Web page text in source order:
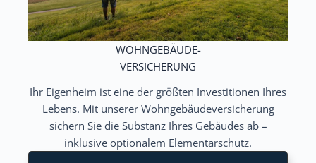
WOHNGEBÄUDE-
VERSICHERUNG
Ihr Eigenheim ist eine der größten Investitionen Ihres
Lebens. Mit unserer Wohngebäudeversicherung
sichern Sie die Substanz Ihres Gebäudes ab –
inklusive optionalem Elementarschutz.